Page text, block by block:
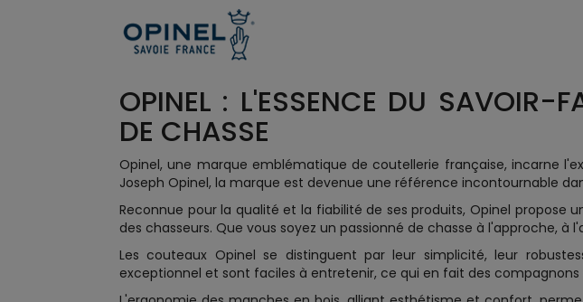
OPINEL : L'ESSENCE DU SAVOIR-
DE CHASSE
Opinel, une marque emblématique de coutellerie française, incarne
Joseph Opinel, la marque est devenue une référence incontournable
Reconnue pour la qualité et la fiabilité de ses produits, Opinel
des chasseurs. Que vous soyez un passionné de chasse à l'approche,
Les couteaux Opinel se distinguent par leur simplicité, leur
exceptionnel et sont faciles à entretenir, ce qui en fait des